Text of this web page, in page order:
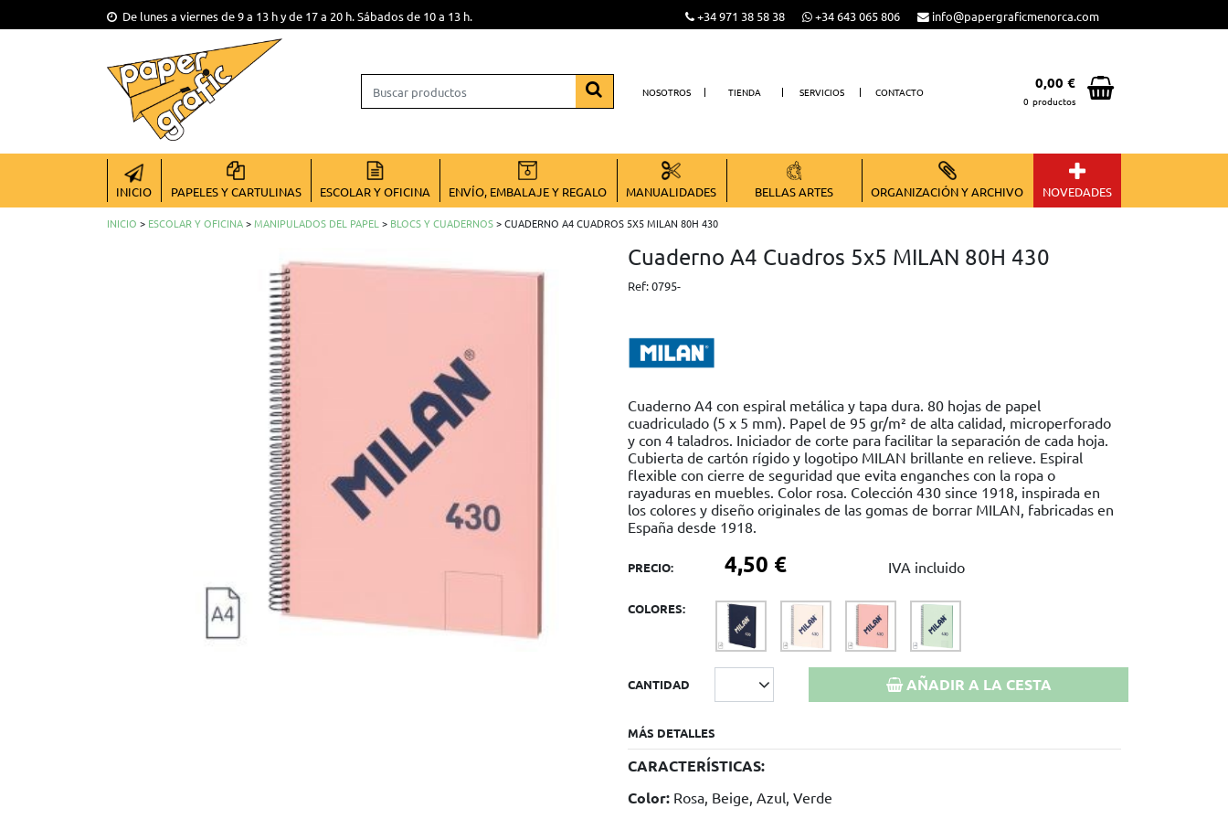
De lunes a viernes de 9 a 13 h y de 17 a 20 h. Sábados de 10 a 13 h. +34 971 38 58 38 +34 643 065 806 info@papergraficmenorca.com
NOSOTROS TIENDA SERVICIOS CONTACTO
0,00 €
0 productos
VER CESTA
INICIO
PAPELES Y CARTULINAS ESCOLAR Y OFICINA ENVÍO, EMBALAJE Y REGALO MANUALIDADES BELLAS ARTES ORGANIZACIÓN Y ARCHIVO NOVEDADES
INICIO > ESCOLAR Y OFICINA>MANIPULADOS DEL PAPEL > BLOCS Y CUADERNOS> CUADERNO A4 CUADROS 5X5 MILAN 80H 430
Cuaderno A4 Cuadros 5x5 MILAN 80H 430
Ref:0795-
Cuaderno A4 con espiral metálica y tapa dura. 80 hojas de papel
cuadriculado (5 x 5 mm). Papel de 95 gr/m² de alta calidad, microperforado
y con 4 taladros. Iniciador de corte para facilitar la separación de cada hoja.
Cubierta de cartón rígido y logotipo MILAN brillante en relieve. Espiral
flexible con cierre de seguridad que evita enganches con la ropa o
rayaduras en muebles. Color rosa. Colección 430 since 1918, inspirada en
los colores y diseño originales de las gomas de borrar MILAN, fabricadas en
España desde 1918.
PRECIO: 4,50 € IVA incluido
COLORES:
CANTIDAD AÑADIR A LA CESTA
MÁS DETALLES
CARACTERÍSTICAS:
Color: Rosa, Beige, Azul, Verde